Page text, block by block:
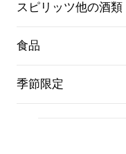
スピリッツ他の酒類
食品
季節限定